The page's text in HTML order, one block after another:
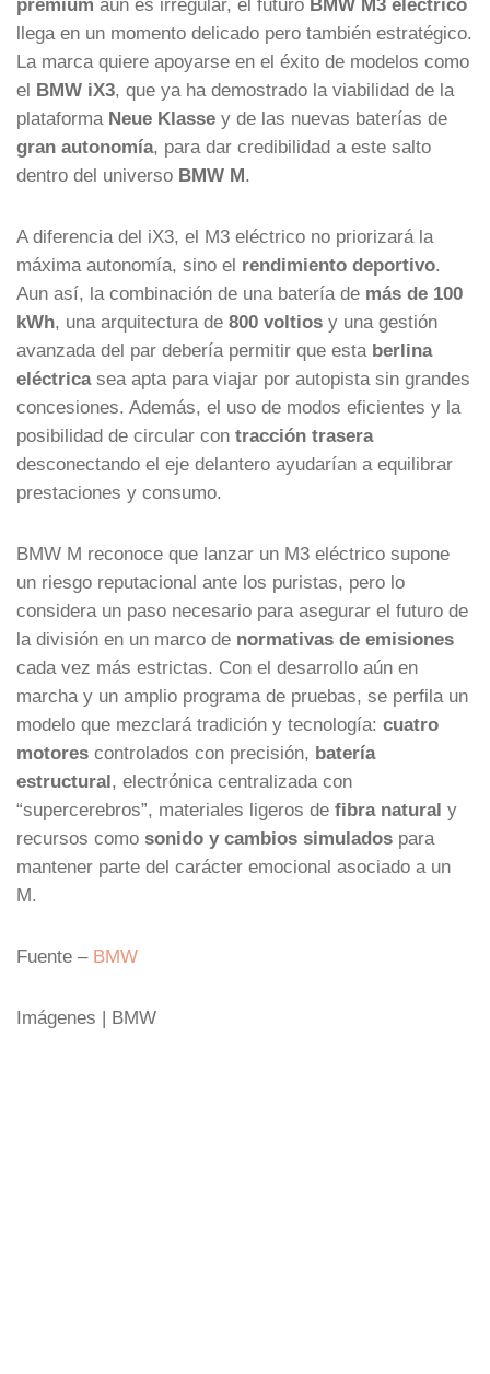
premium aún es irregular, el futuro BMW M3 eléctrico
llega en un momento delicado pero también estratégico.
La marca quiere apoyarse en el éxito de modelos como
el BMW iX3, que ya ha demostrado la viabilidad de la
plataforma Neue Klasse y de las nuevas baterías de
gran autonomía, para dar credibilidad a este salto
dentro del universo BMW M.
A diferencia del iX3, el M3 eléctrico no priorizará la
máxima autonomía, sino el rendimiento deportivo.
Aun así, la combinación de una batería de más de 100
kWh, una arquitectura de 800 voltios y una gestión
avanzada del par debería permitir que esta berlina
eléctricasea apta para viajar por autopista sin grandes
concesiones. Además, el uso de modos eficientes y la
posibilidad de circular con tracción trasera
desconectando el eje delantero ayudarían a equilibrar
prestaciones y consumo.
BMW M reconoce que lanzar un M3 eléctrico supone
un riesgo reputacional ante los puristas, pero lo
considera un paso necesario para asegurar el futuro de
la división en un marco de normativas de emisiones
cada vez más estrictas. Con el desarrollo aún en
marcha y un amplio programa de pruebas, se perfila un
modelo que mezclará tradición y tecnología: cuatro
motores controlados con precisión, batería
estructural, electrónica centralizada con
“supercerebros”, materiales ligeros de fibra natural y
recursos como sonido y cambios simulados para
mantener parte del carácter emocional asociado a un
M.
Fuente – BMW
Imágenes | BMW